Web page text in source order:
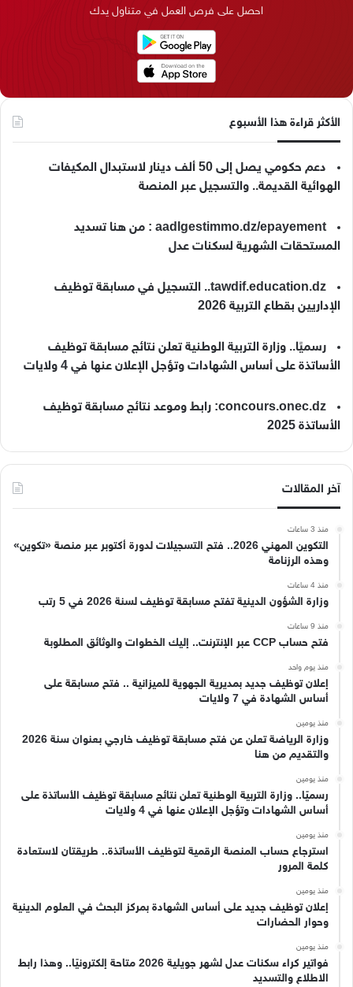
ن
ا
م
م
k
احصل على فرص العمل في متناول يدك
الأكثر قراءة هذا الأسبوع
دعم حكومي يصل إلى 50 ألف دينار لاستبدال المكيفات
الهوائية القديمة.. والتسجيل عبر المنصة
aadlgestimmo.dz/epayement : من هنا تسديد
المستحقات الشهرية لسكنات عدل
tawdif.education.dz.. التسجيل في مسابقة توظيف
الإداريين بقطاع التربية 2026
رسميًا.. وزارة التربية الوطنية تعلن نتائج مسابقة توظيف
الأساتذة على أساس الشهادات وتؤجل الإعلان عنها في 4 ولايات
concours.onec.dz: رابط وموعد نتائج مسابقة توظيف
الأساتذة 2025
آخر المقالات
منذ 3 ساعات
التكوين المهني 2026.. فتح التسجيلات لدورة أكتوبر عبر منصة «تكوين»
وهذه الرزنامة
منذ 4 ساعات
وزارة الشؤون الدينية تفتح مسابقة توظيف لسنة 2026 في 5 رتب
منذ 9 ساعات
فتح حساب CCP عبر الإنترنت.. إليك الخطوات والوثائق المطلوبة
منذ يوم واحد
إعلان توظيف جديد بمديرية الجهوية للميزانية .. فتح مسابقة على
أساس الشهادة في 7 ولايات
منذ يومين
وزارة الرياضة تعلن عن فتح مسابقة توظيف خارجي بعنوان سنة 2026
والتقديم من هنا
منذ يومين
رسميًا.. وزارة التربية الوطنية تعلن نتائج مسابقة توظيف الأساتذة على
أساس الشهادات وتؤجل الإعلان عنها في 4 ولايات
منذ يومين
استرجاع حساب المنصة الرقمية لتوظيف الأساتذة.. طريقتان لاستعادة
كلمة المرور
منذ يومين
إعلان توظيف جديد على أساس الشهادة بمركز البحث في العلوم الدينية
وحوار الحضارات
منذ يومين
فواتير كراء سكنات عدل لشهر جويلية 2026 متاحة إلكترونيًا.. وهذا رابط
الاطلاع والتسديد